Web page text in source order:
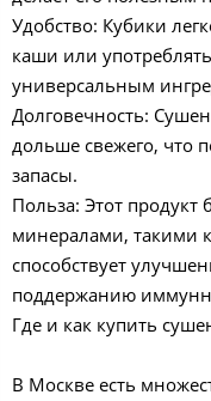
Удобство: Кубики
каши или
универсальным
Долговечность:
дольше свежего, что
запасы.
Польза: Этот продукт
минералами, такими
способствует
поддержанию
Где и как купить
В Москве есть